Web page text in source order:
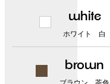
white
ホワイト 白
brown